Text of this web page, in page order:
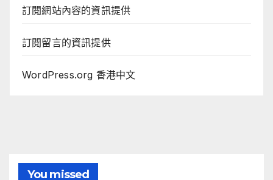
訂閱網站內容的資訊提供
訂閱留言的資訊提供
WordPress.org 香港中文
You missed